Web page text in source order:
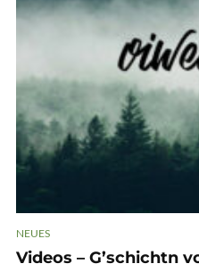
NEUES
Videos – G’schichtn